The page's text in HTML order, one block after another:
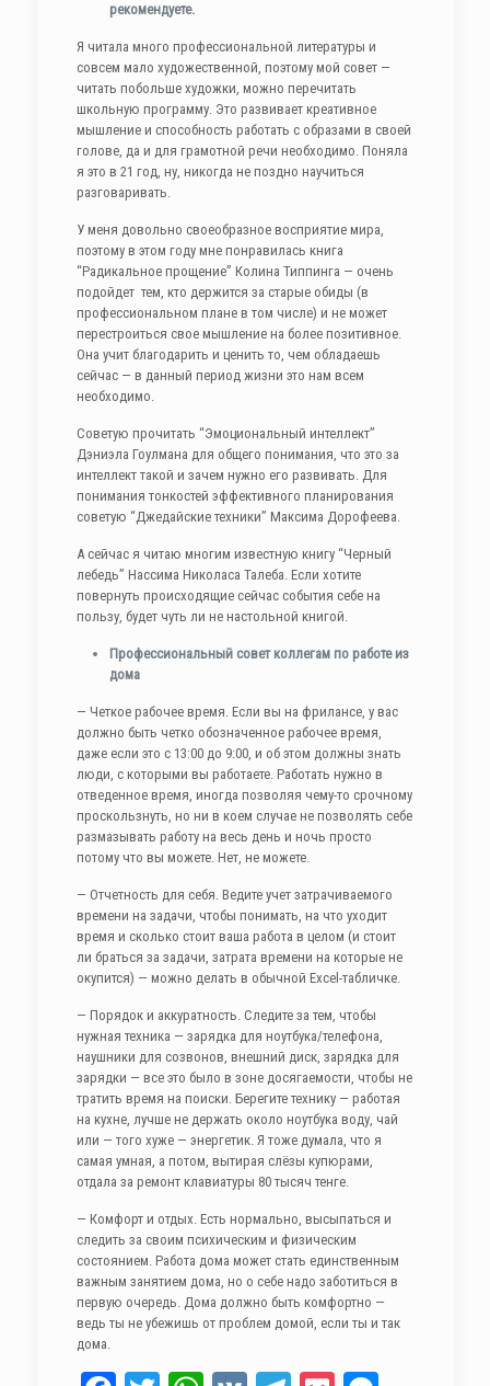
рекомендуете.
Я читала много профессиональной литературы и
совсем мало художественной, поэтому мой совет —
читать побольше художки, можно перечитать
школьную программу. Это развивает креативное
мышление и способность работать с образами в своей
голове, да и для грамотной речи необходимо. Поняла
я это в 21 год, ну, никогда не поздно научиться
разговаривать.
У меня довольно своеобразное восприятие мира,
поэтому в этом году мне понравилась книга
“Радикальное прощение” Колина Типпинга — очень
подойдет тем, кто держится за старые обиды (в
профессиональном плане в том числе) и не может
перестроиться свое мышление на более позитивное.
Она учит благодарить и ценить то, чем обладаешь
сейчас — в данный период жизни это нам всем
необходимо.
Советую прочитать “Эмоциональный интеллект”
Дэниэла Гоулмана для общего понимания, что это за
интеллект такой и зачем нужно его развивать. Для
понимания тонкостей эффективного планирования
советую “Джедайские техники” Максима Дорофеева.
А сейчас я читаю многим известную книгу “Черный
лебедь” Нассима Николаса Талеба. Если хотите
повернуть происходящие сейчас события себе на
пользу, будет чуть ли не настольной книгой.
Профессиональный совет коллегам по работе из
дома
— Четкое рабочее время. Если вы на фрилансе, у вас
должно быть четко обозначенное рабочее время,
даже если это с 13:00 до 9:00, и об этом должны знать
люди, с которыми вы работаете. Работать нужно в
отведенное время, иногда позволяя чему-то срочному
проскользнуть, но ни в коем случае не позволять себе
размазывать работу на весь день и ночь просто
потому что вы можете. Нет, не можете.
— Отчетность для себя. Ведите учет затрачиваемого
времени на задачи, чтобы понимать, на что уходит
время и сколько стоит ваша работа в целом (и стоит
ли браться за задачи, затрата времени на которые не
окупится) — можно делать в обычной Exсel-табличке.
— Порядок и аккуратность. Следите за тем, чтобы
нужная техника — зарядка для ноутбука/телефона,
наушники для созвонов, внешний диск, зарядка для
зарядки — все это было в зоне досягаемости, чтобы не
тратить время на поиски. Берегите технику — работая
на кухне, лучше не держать около ноутбука воду, чай
или — того хуже — энергетик. Я тоже думала, что я
самая умная, а потом, вытирая слёзы купюрами,
отдала за ремонт клавиатуры 80 тысяч тенге.
— Комфорт и отдых. Есть нормально, высыпаться и
следить за своим психическим и физическим
состоянием. Работа дома может стать единственным
важным занятием дома, но о себе надо заботиться в
первую очередь. Дома должно быть комфортно —
ведь ты не убежишь от проблем домой, если ты и так
дома.